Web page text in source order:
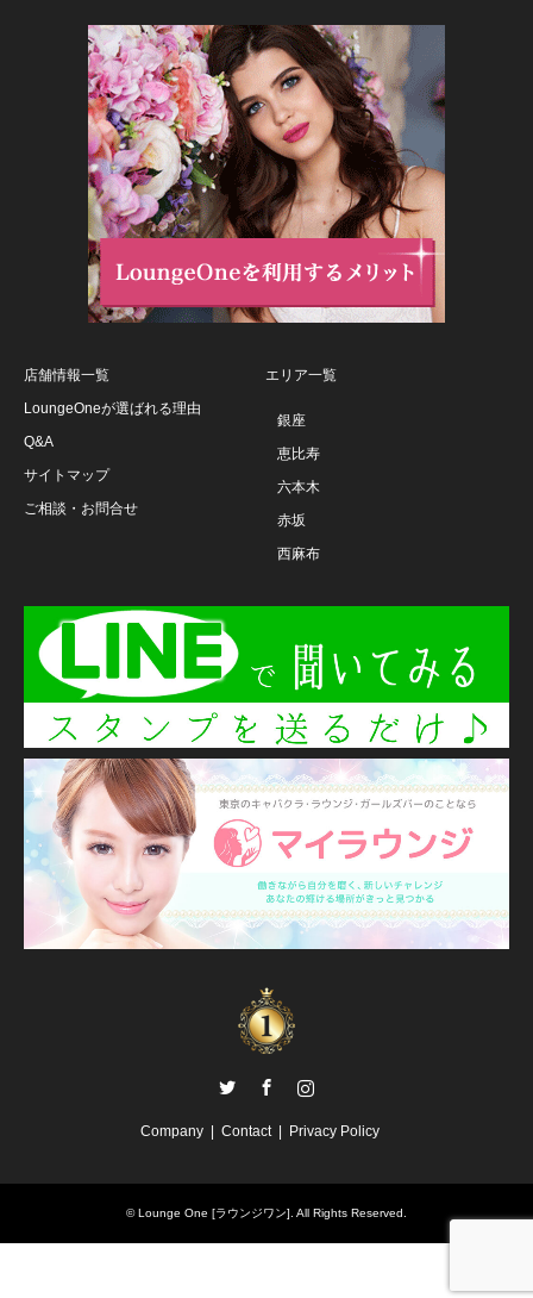
店舗情報一覧
LoungeOneが選ばれる理由
Q&A
サイトマップ
ご相談・お問合せ
エリア一覧
銀座
恵比寿
六本木
赤坂
西麻布
Company Contact Privacy Policy
©Lounge One [ラウンジワン] . All Rights Reserved.